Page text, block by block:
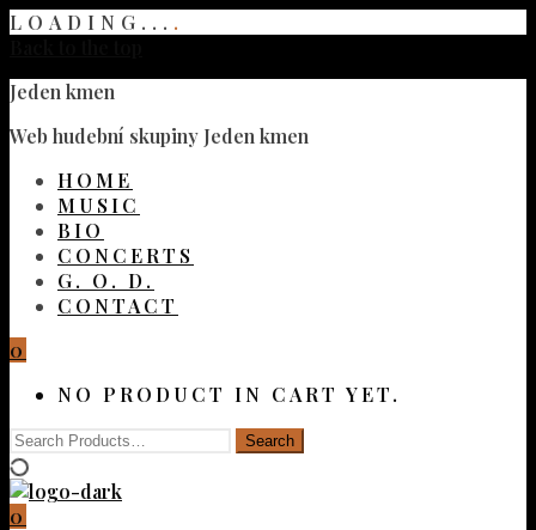
LOADING... .
Jeden kmen
Web hudební skupiny Jeden kmen
HOME
MUSIC
BIO
CONCERTS
G. O. D.
CONTACT
0
NO PRODUCT IN CART YET.
0